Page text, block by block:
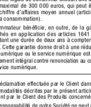
de 300 000 euros, qui peut
d’affaires moyen annuel
consommation).
bénéﬁcie, en outre,
de la
en application des articles
une durée de deux ans à
Cette garantie donne droit à une
ou le service numérique est
intégral contre renonciation au
numérique.
effectuée par le Client
décrites par le présent
par le Client des Produits
de notre Société ne peut